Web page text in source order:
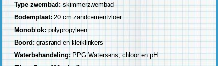
Type zwembad:skimmerzwembad
Bodemplaat: 20 cm zandcementvloer
Monoblok:polypropyleen
Boord:grasrand en kleiklinkers
Waterbehandeling: PPG Watersens, chloor en pH